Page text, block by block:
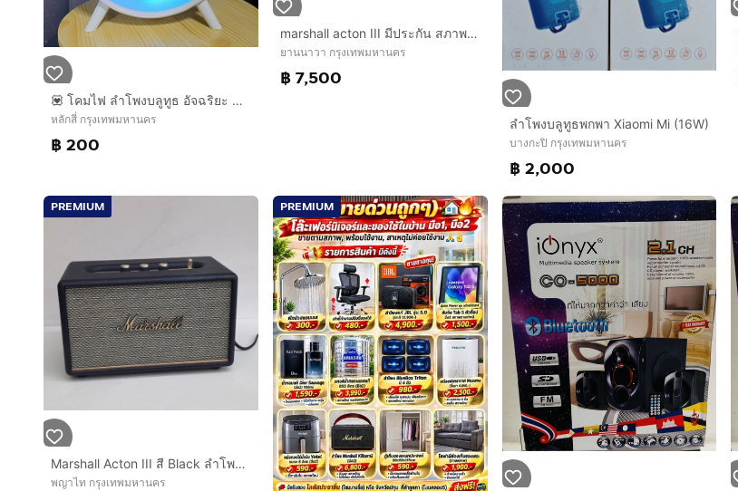
💟 โคมไฟ ลำโพงบลูทูธ อัจฉริยะ 4IN1
หลักสี่ กรุงเทพมหานคร
฿ 200
marshall acton III มีประกัน สภาพสวย เสียงดีมาก ใช้งานได้ดี ราคาถูกใจ
ยานนาวา กรุงเทพมหานคร
฿ 7,500
ลำโพงบลูทูธพกพา Xiaomi Mi (16W)
บางกะปิ กรุงเทพมหานคร
฿ 2,000
PREMIUM
Marshall Acton III สี Black ลําโพง Bluetooth บ้าน เสียงดี เบสแน่น ดีไซน์คลาสสิกหลัง • ปรับกำลังไฟได้ • มี
พญาไท กรุงเทพมหานคร
PREMIUM